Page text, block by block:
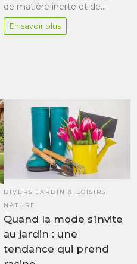
de matière inerte et de…
En savoir plus
DIVERS JARDIN & LOISIRS
NATURE
Quand la mode s’invite
au jardin : une
tendance qui prend